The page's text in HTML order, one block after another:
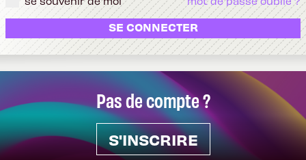
Pas de compte ?
S'INSCRIRE
SE CONNECTER